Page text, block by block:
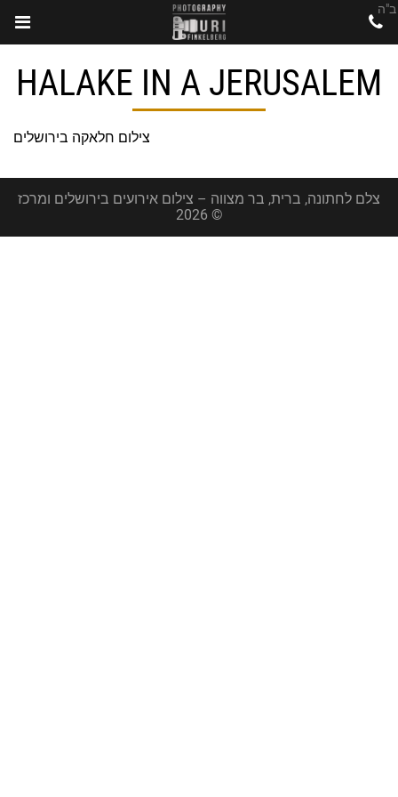
ב"ה
HALAKE IN A JERUSALEM
צילום חלאקה בירושלים
צלם לחתונה, ברית, בר מצווה – צילום אירועים בירושלים ומרכז
© 2026